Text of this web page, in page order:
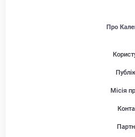
Про
Місія